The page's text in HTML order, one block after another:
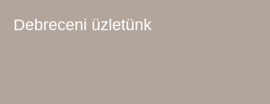
Debreceni üzletünk